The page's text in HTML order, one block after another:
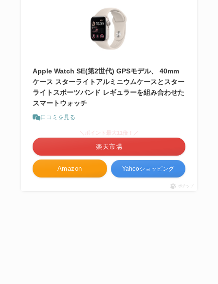
Apple Watch SE(第2世代) GPSモデル、 40mm
ケース スターライトアルミニウムケースとスター
ライトスポーツバンド レギュラーを組み合わせた
スマートウォッチ
口コミを見る
Amazon
＼ポイント最大11倍！／
楽天市場
Yahooショッピング
ポチップ